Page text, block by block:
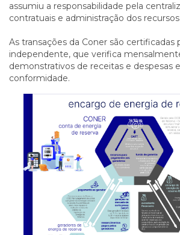
assumiu a responsabilidade pela
contratuais e administração dos
As transações da Coner são certificadas
independente, que verifica
demonstrativos de receitas e despesas
conformidade.